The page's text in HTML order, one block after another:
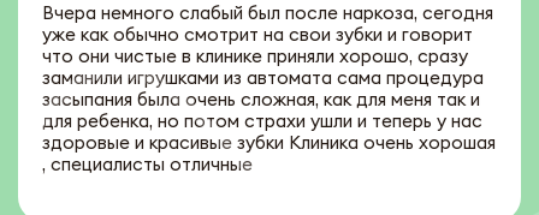
Вчера немного слабый был после наркоза, сегодня
уже как обычно смотрит на свои зубки и говорит
что они чистые в клинике приняли хорошо, сразу
заманили игрушками из автомата сама процедура
засыпания была очень сложная, как для меня так и
для ребенка, но потом страхи ушли и теперь у нас
здоровые и красивые зубки Клиника очень хорошая
, специалисты отличные